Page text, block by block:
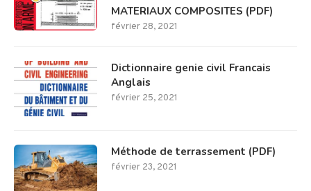
MATERIAUX COMPOSITES (PDF)
février 28, 2021
Dictionnaire genie civil Francais
Anglais
février 25, 2021
Méthode de terrassement (PDF)
février 23, 2021